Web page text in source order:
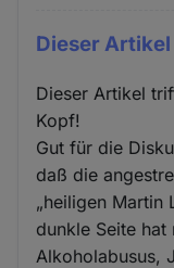
Dieser
Dieser Artikel
Kopf!
Gut für die
daß die
„heiligen Martin
dunkle Seite
Alkoholabusus,